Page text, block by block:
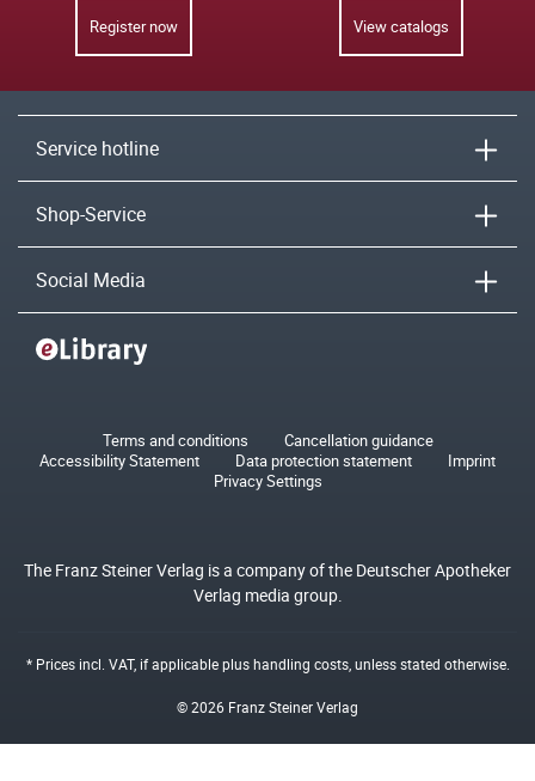
Register now View catalogs
Service hotline
Shop-Service
Social Media
Terms and conditions
Cancellation guidance
Accessibility Statement
Data protection statement
Imprint
Privacy Settings
The Franz Steiner Verlag is a company of the Deutscher Apotheker
Verlag media group.
* Prices incl. VAT, if applicable plushandling costs, unless stated otherwise.
© 2026 Franz Steiner Verlag